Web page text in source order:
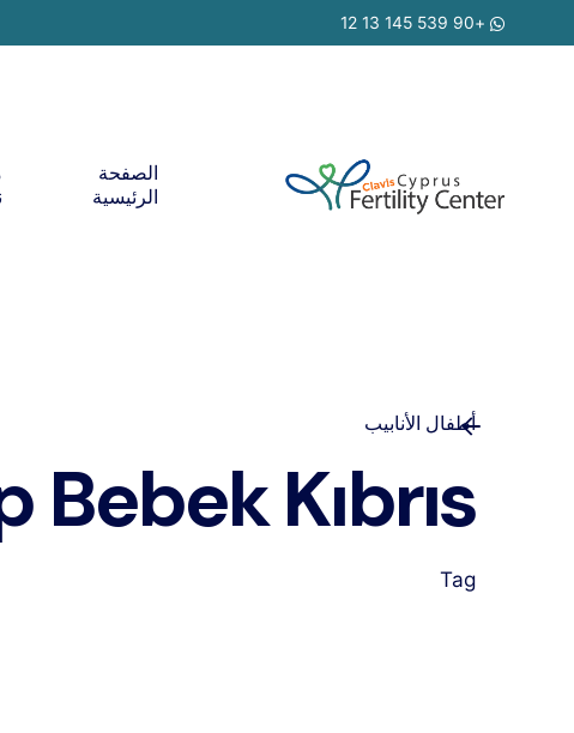
to
+90 539 145 13 12
الصفحة
الرئيسية
أطفال الأنابيب
Bebek Kıbrıs
Tag